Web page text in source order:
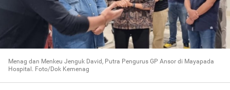
Menag dan Menkeu Jenguk David, Putra Pengurus GP Ansor di Mayapada
Hospital. Foto/Dok Kemenag